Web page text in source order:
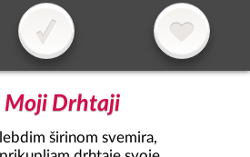
Moji Drhtaji
širinom svemira,